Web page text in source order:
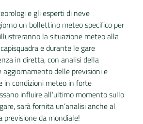
e gli esperti di neve
un bollettino meteo specifico per
la situazione meteo alla
e durante le gare
in diretta, con analisi della
delle previsioni e
in condizioni meteo in forte
influire all’ultimo momento sullo
sarà fornita un’analisi anche al
previsione da mondiale!